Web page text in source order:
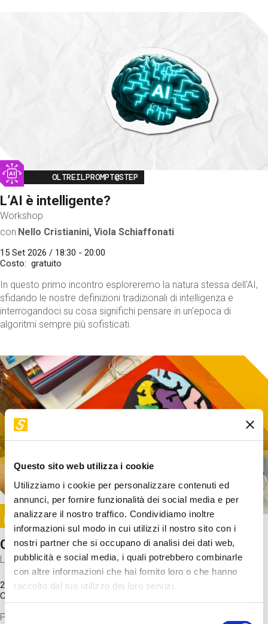
Questo sito web utilizza i cookie
Utilizziamo i cookie per personalizzare contenuti ed
annunci, per fornire funzionalità dei social media e per
analizzare il nostro traffico. Condividiamo inoltre
informazioni sul modo in cui utilizzi il nostro sito con i
nostri partner che si occupano di analisi dei dati web,
pubblicità e social media, i quali potrebbero combinarle
con altre informazioni che hai fornito loro o che hanno
raccolto dal tuo utilizzo dei loro servizi.
Selezione
Image
OLTREILPROMPT@STEP
L’AI è intelligente?
Workshop
con Nello Cristianini, Viola Schiaffonati
15 Set 2026 / 18:30 - 20:00
Costo
gratuito
In questo primo incontro esploreremo la natura stessa dell'AI,
sfidando le nostre definizioni tradizionali di intelligenza e
interrogandoci su cosa significhi pensare in un'epoca di
algoritmi sempre più sofisticati.
Image
SUNDAY@STEP
Come funziona il cervello?
Laboratorio
20 Set 2026 / 11:15 - 13:00
Costo
Proveremo a costruire un cervello in cartoncino cercando di